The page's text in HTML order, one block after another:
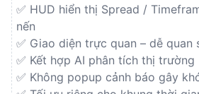
✅ HUD hiển thị Spread /
nến
✅ Giao diện trực quan – dễ quan
✅ Kết hợp AI phân tích thị trường
✅ Không popup cảnh báo gây